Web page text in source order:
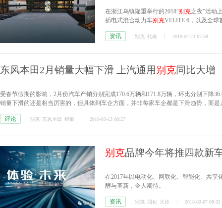
在浙江乌镇隆重举行的2018“别克之夜”活动
插电式混合动力车别克VELITE 6，以及全球
资讯 别克 代表 2018-04-23 07:58
东风本田2月销量大幅下滑 上汽通用别克同比大增
受春节假期的影响，2月份汽车产销分别完成170.6万辆和171.8万辆，环比分别下降
销量下滑的还是相当厉害的，但具体到车企方面，并非每家车企都是下滑趋势，而
评论 别克 东风本田 销量 2018-03-13 08:27
别克品牌今年将推四款新
在2017年以电动化、网联化、智能化、共享
酵与革新，令人期待。
资讯 别克 四化 大步 2018-02-07 08:02